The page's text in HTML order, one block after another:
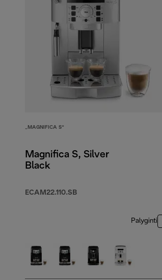
„MAGNIFICA S“
Magnifica S, Silver
Black
ECAM22.110.SB
Palyginti